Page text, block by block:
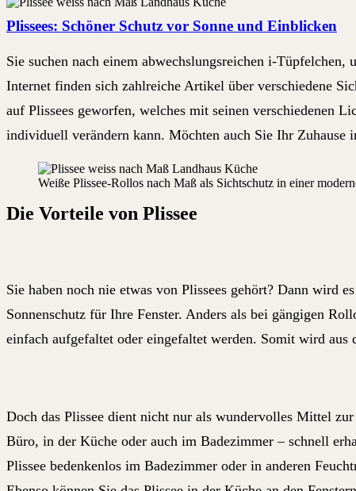
Plissees: Schöner Schutz vor Sonne und Einblicken
Sie suchen nach einem abwechslungsreichen i-
Internet finden sich zahlreiche Artikel über verschiedene
auf Plissees geworfen, welches mit seinen verschiedenen
individuell verändern kann. Möchten auch Sie Ihr Zuhause
Weiße Plissee-Rollos nach Maß als Sichtschutz in einer
Die Vorteile von Plissee
Sie haben noch nie etwas von Plissees gehört? Dann wird
Sonnenschutz für Ihre Fenster. Anders als bei gängigen
einfach aufgefaltet oder eingefaltet werden. Somit wird aus
Doch das Plissee dient nicht nur als wundervolles Mittel
Büro, in der Küche oder auch im Badezimmer – schnell
Plissee bedenkenlos im Badezimmer oder in anderen